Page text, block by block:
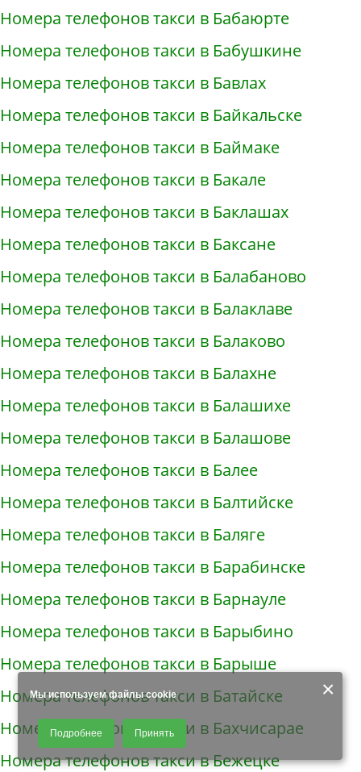
×
Мы используем файлы cookie
Продолжая использовать наш сайт, Вы даете согласие на обработку
файлов - COOKIES, пользовательских данных (файлы-cookies, IP-адрес,
данные об идентификаторе браузера, дата и время осуществления
доступа к сайту, история поисковых запросов) для сбора аналитической и
Подробнее Принять
Номера телефонов такси в Бабаюрте
Номера телефонов такси в Бабушкине
Номера телефонов такси в Бавлах
Номера телефонов такси в Байкальске
Номера телефонов такси в Баймаке
Номера телефонов такси в Бакале
Номера телефонов такси в Баклашах
Номера телефонов такси в Баксане
Номера телефонов такси в Балабаново
Номера телефонов такси в Балаклаве
Номера телефонов такси в Балаково
Номера телефонов такси в Балахне
Номера телефонов такси в Балашихе
Номера телефонов такси в Балашове
Номера телефонов такси в Балее
Номера телефонов такси в Балтийске
Номера телефонов такси в Баляге
Номера телефонов такси в Барабинске
Номера телефонов такси в Барнауле
Номера телефонов такси в Барыбино
Номера телефонов такси в Барыше
Номера телефонов такси в Батайске
Номера телефонов такси в Бахчисарае
Номера телефонов такси в Бежецке